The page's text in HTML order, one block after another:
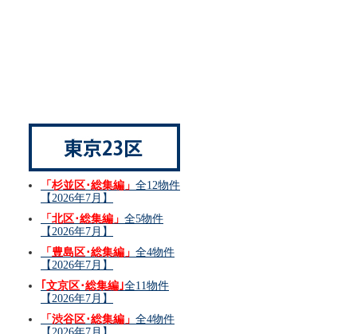
「杉並区･総集編」 全12物件
【2026年7月】
「北区･総集編」 全5物件
【2026年7月】
「豊島区･総集編」 全4物件
【2026年7月】
｢文京区･総集編｣全11物件
【2026年7月】
「渋谷区･総集編」 全4物件